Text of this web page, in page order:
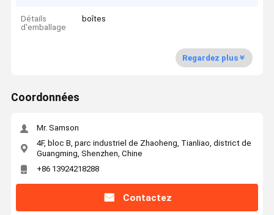
Détails
d'emballage
boîtes
Regardez plus
Coordonnées
Mr. Samson
4F, bloc B, parc industriel de Zhaoheng, Tianliao, district de
Guangming, Shenzhen, Chine
+86 13924218288
Contactez